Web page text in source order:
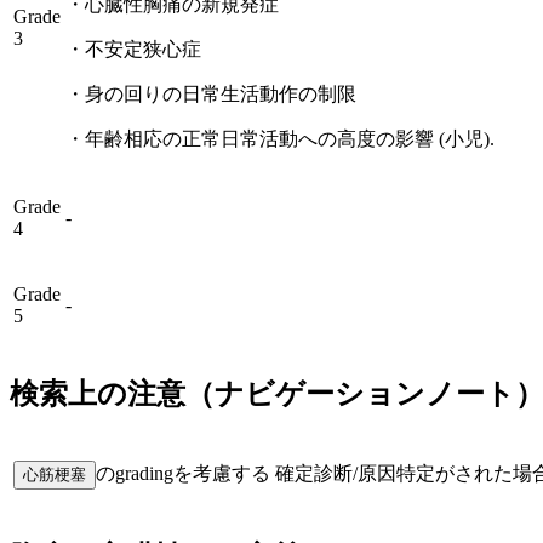
Grade
3
・ 心臓性胸痛の新規発症
・ 不安定狭心症
・ 身の回りの日常生活動作の制限
・ 年齢相応の正常日常活動への高度の影響 (小児).
Grade
4
-
Grade
5
-
検索上の注意（ナビゲーションノート）
心筋梗塞 のgradingを考慮する 確定診断/原因特定がされた場